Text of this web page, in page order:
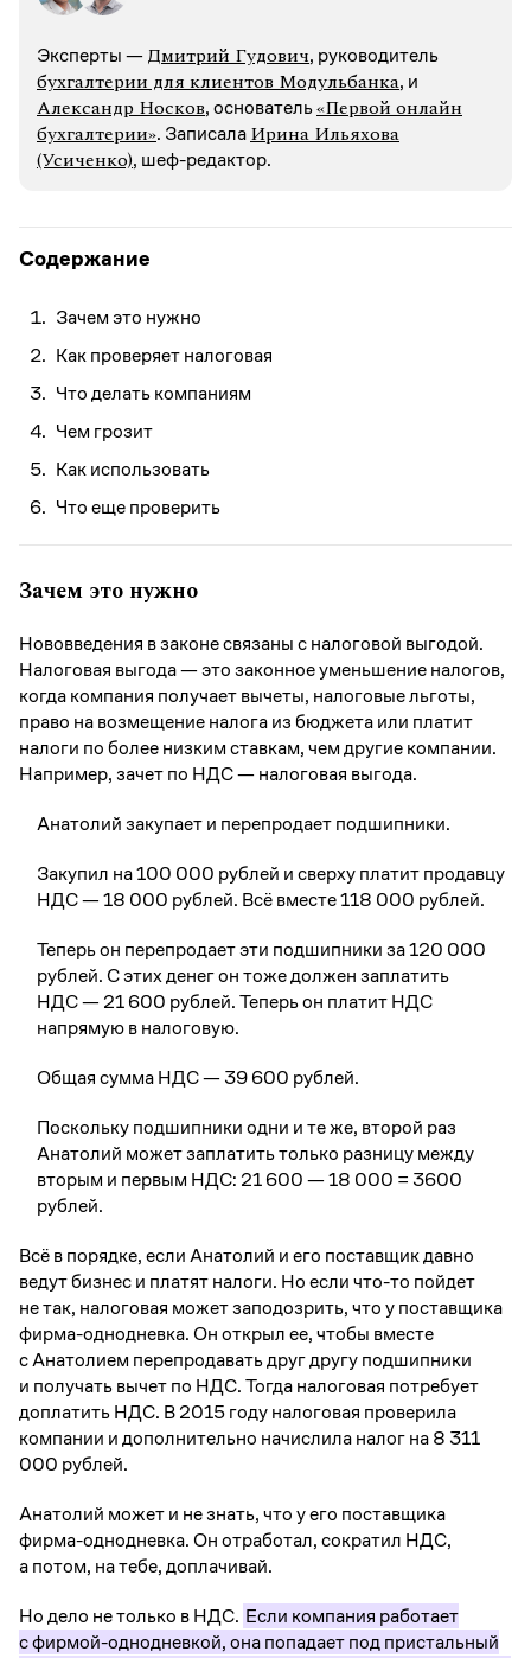
Эксперты —Дмитрий Гудович, руководитель
бухгалтерии для клиентов Модульбанка, и
Александр Носков, основатель«Первой онлайн
бухгалтерии». ЗаписалaИрина Ильяхова
(Усиченко), шеф-редактор.
Содержание
Зачем это нужно
Как проверяет налоговая
Что делать компаниям
Чем грозит
Как использовать
Что еще проверить
Зачем это нужно
Нововведения в законе связаны с налоговой выгодой.
Налоговая выгода — это законное уменьшение налогов,
когда компания получает вычеты, налоговые льготы,
право на возмещение налога из бюджета или платит
налоги по более низким ставкам, чем другие компании.
Например, зачет по НДС — налоговая выгода.
Анатолий закупает и перепродает подшипники.
Закупил на 100 000 рублей и сверху платит продавцу
НДС — 18 000 рублей. Всё вместе 118 000 рублей.
Теперь он перепродает эти подшипники за 120 000
рублей. С этих денег он тоже должен заплатить
НДС — 21 600 рублей. Теперь он платит НДС
напрямую в налоговую.
Общая сумма НДС — 39 600 рублей.
Поскольку подшипники одни и те же, второй раз
Анатолий может заплатить только разницу между
вторым и первым НДС: 21 600 — 18 000 = 3600
рублей.
Всё в порядке, если Анатолий и его поставщик давно
ведут бизнес и платят налоги. Но если что-то пойдет
не так, налоговая может заподозрить, что у поставщика
фирма-однодневка. Он открыл ее, чтобы вместе
с Анатолием перепродавать друг другу подшипники
и получать вычет по НДС. Тогда налоговая потребует
доплатить НДС. В 2015 году налоговая проверила
компании и дополнительно начислила налог на 8 311
000 рублей.
Анатолий может и не знать, что у его поставщика
фирма-однодневка. Он отработал, сократил НДС,
а потом, на тебе, доплачивай.
Но дело не только в НДС. Если компания работает
с фирмой-однодневкой, она попадает под пристальный